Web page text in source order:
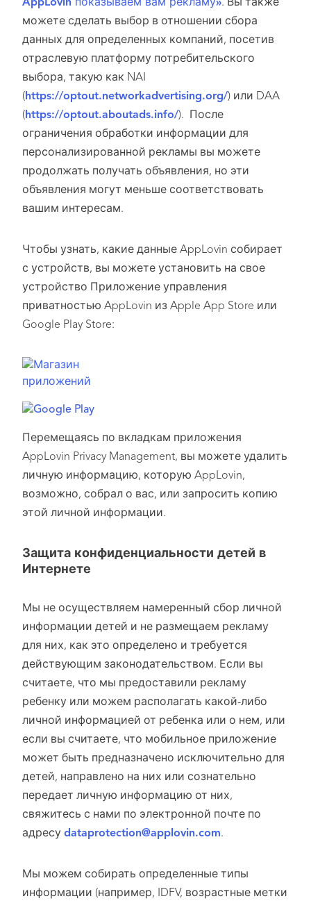
AppLovin показываем вам рекламу». Вы также
можете сделать выбор в отношении сбора
данных для определенных компаний, посетив
отраслевую платформу потребительского
выбора, такую как NAI
( https://optout.networkadvertising.org/) или DAA
( https://optout.aboutads.info/). После
ограничения обработки информации для
персонализированной рекламы вы можете
продолжать получать объявления, но эти
объявления могут меньше соответствовать
вашим интересам.
Чтобы узнать, какие данные AppLovin собирает
с устройств, вы можете установить на свое
устройство Приложение управления
приватностью AppLovin из Apple App Store или
Google Play Store:
Перемещаясь по вкладкам приложения
AppLovin Privacy Management, вы можете удалить
личную информацию, которую AppLovin,
возможно, собрал о вас, или запросить копию
этой личной информации.
Защита конфиденциальности детей в
Интернете
Мы не осуществляем намеренный сбор личной
информации детей и не размещаем рекламу
для них, как это определено и требуется
действующим законодательством. Если вы
считаете, что мы предоставили рекламу
ребенку или можем располагать какой-либо
личной информацией от ребенка или о нем, или
если вы считаете, что мобильное приложение
может быть предназначено исключительно для
детей, направлено на них или сознательно
передает личную информацию от них,
свяжитесь с нами по электронной почте по
адресу dataprotection@applovin.com.
Мы можем собирать определенные типы
информации (например, IDFV, возрастные метки